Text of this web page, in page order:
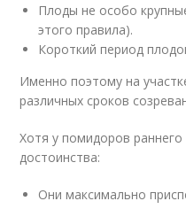
Плоды не особо
этого правила).
Короткий период
Именно поэтому на
различных сроков
Хотя у помидоров раннего
достоинства:
Они максимально